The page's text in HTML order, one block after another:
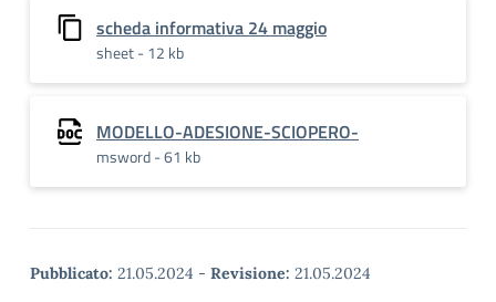
scheda informativa 24 maggio
sheet - 12 kb
MODELLO-ADESIONE-SCIOPERO-
msword - 61 kb
Pubblicato: 21.05.2024 - Revisione: 21.05.2024